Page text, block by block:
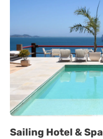
Sailing Hotel & Spa